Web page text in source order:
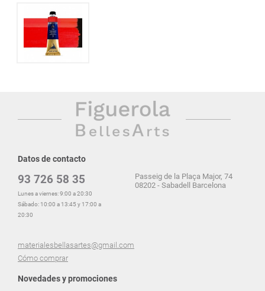
Datos de contacto
93 726 58 35
Lunes a viernes: 9:00 a 20:30
Sábado: 10:00 a 13:45 y 17:00 a
20:30
materialesbellasartes@gmail.com
Cómo comprar
Passeig de la Plaça Major, 74
08202 - Sabadell Barcelona
Novedades y promociones